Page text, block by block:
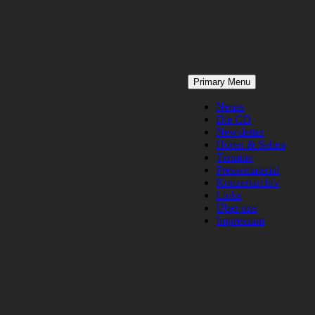
Primary Menu
to
Neues
Die CD
Newsletter
Hören & Sehen
Termine
Pressematerial
Konzertarchiv
Links
Über uns
Impressum